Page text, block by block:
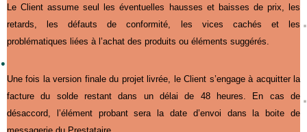
Le Client assume seul les éventuelles hausses et baisses de prix, les
retards, les défauts de conformité, les vices cachés et les
problématiques liées à l’achat des produits ou éléments suggérés.
Une fois la version finale du projet livrée, le Client s’engage à acquitter la
facture du solde restant dans un délai de 48 heures. En cas de
désaccord, l’élément probant sera la date d’envoi dans la boite de